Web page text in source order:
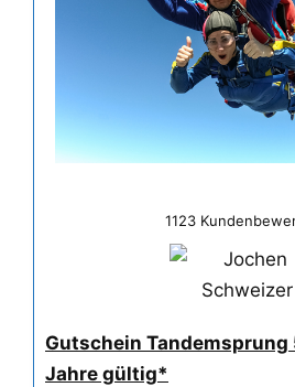
1123
Gutschein Tandemsprung
Jahre gültig*